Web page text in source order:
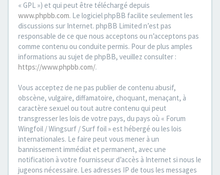
« GPL ») et qui peut être téléchargé depuis
www.phpbb.com. Le logiciel phpBB facilite seulement les
discussions sur Internet. phpBB Limited n’est pas
responsable de ce que nous acceptons ou n’acceptons pas
comme contenu ou conduite permis. Pour de plus amples
informations au sujet de phpBB, veuillez consulter :
https://www.phpbb.com/.
Vous acceptez de ne pas publier de contenu abusif,
obscène, vulgaire, diffamatoire, choquant, menaçant, à
caractère sexuel ou tout autre contenu qui peut
transgresser les lois de votre pays, du pays où « Forum
Wingfoil / Wingsurf / Surf foil » est hébergé ou les lois
internationales. Le faire peut vous mener à un
bannissement immédiat et permanent, avec une
notification à votre fournisseur d’accès à Internet si nous le
jugeons nécessaire. Les adresses IP de tous les messages